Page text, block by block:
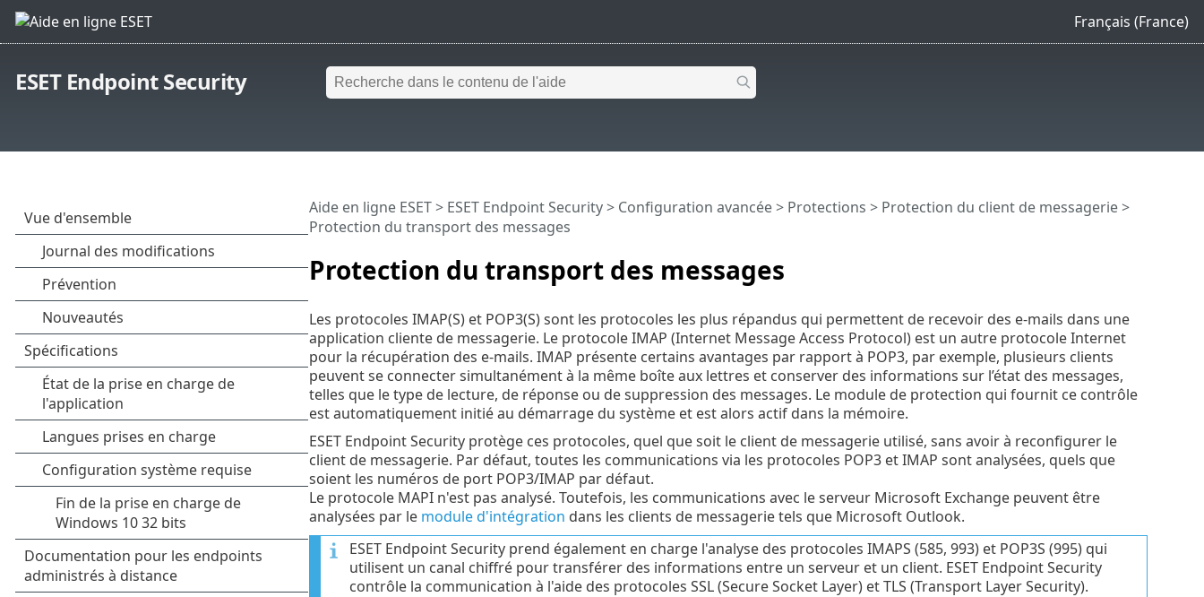
Français (France)
ESET Endpoint Security
Protection du transport des messages
Aide en ligne ESET> ESET Endpoint Security> Configuration avancée> Protections > Protection du client de messagerie>
Protection du transport des messages
Les protocoles IMAP(S) et POP3(S) sont les protocoles les plus répandus qui permettent de recevoir des e-mails dans une
application cliente de messagerie. Le protocole IMAP (Internet Message Access Protocol) est un autre protocole Internet
pour la récupération des e-mails. IMAP présente certains avantages par rapport à POP3, par exemple, plusieurs clients
peuvent se connecter simultanément à la même boîte aux lettres et conserver des informations sur l’état des messages,
telles que le type de lecture, de réponse ou de suppression des messages. Le module de protection qui fournit ce contrôle
est automatiquement initié au démarrage du système et est alors actif dans la mémoire.
ESET Endpoint Security protège ces protocoles, quel que soit le client de messagerie utilisé, sans avoir à reconfigurer le
client de messagerie. Par défaut, toutes les communications via les protocoles POP3 et IMAP sont analysées, quels que
soient les numéros de port POP3/IMAP par défaut.
Le protocole MAPI n'est pas analysé. Toutefois, les communications avec le serveur Microsoft Exchange peuvent être
analysées par le module d'intégration dans les clients de messagerie tels que Microsoft Outlook.
ESET Endpoint Security prend également en charge l'analyse des protocoles IMAPS (585, 993) et POP3S (995) qui
utilisent un canal chiffré pour transférer des informations entre un serveur et un client. ESET Endpoint Security
contrôle la communication à l'aide des protocoles SSL (Secure Socket Layer) et TLS (Transport Layer Security).